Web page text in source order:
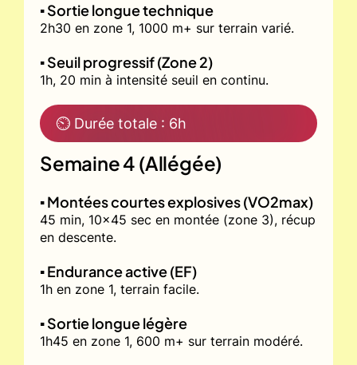
▪️ Sortie longue technique
2h30 en zone 1, 1000 m+ sur terrain varié.
▪️ Seuil progressif (Zone 2)
1h, 20 min à intensité seuil en continu.
⏲ Durée totale : 6h
Semaine 4 (Allégée)
▪️ Montées courtes explosives (VO2max)
45 min, 10x45 sec en montée (zone 3), récup
en descente.
▪️ Endurance active (EF)
1h en zone 1, terrain facile.
▪️ Sortie longue légère
1h45 en zone 1, 600 m+ sur terrain modéré.